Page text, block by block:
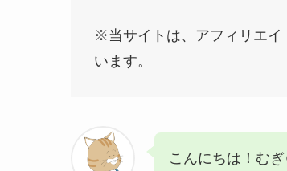
※当サイトは、アフィリエイ
います。
こんにちは！むぎ